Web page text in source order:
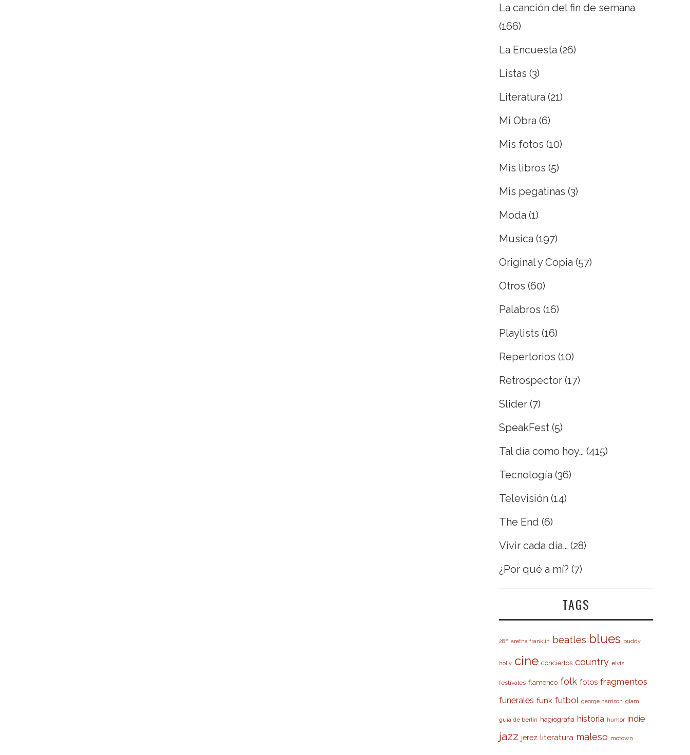
La canción del fin de semana
(166)
La Encuesta (26)
Listas (3)
Literatura (21)
Mi Obra (6)
Mis fotos (10)
Mis libros (5)
Mis pegatinas (3)
Moda (1)
Musica (197)
Original y Copia (57)
Otros (60)
Palabros (16)
Playlists (16)
Repertorios (10)
Retrospector (17)
Slider (7)
SpeakFest (5)
Tal día como hoy… (415)
Tecnología (36)
Televisión (14)
The End (6)
Vivir cada día… (28)
¿Por qué a mí? (7)
TAGS
28F aretha franklin beatles blues buddy
holly cine conciertos country elvis
festivales flamenco folk fotos fragmentos
funerales funk futbol george harrison glam
guía de berlín hagiografia historia humor indie
jazz jerez literatura maleso motown